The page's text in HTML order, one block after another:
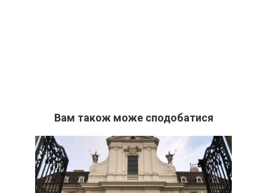
Вам також може сподобатися